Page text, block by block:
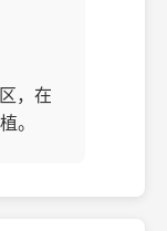
，在
。